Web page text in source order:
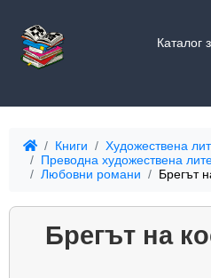
Каталог
Книги
Художествена
Преводна художествена
Любовни романи
Брегът
Брегът на